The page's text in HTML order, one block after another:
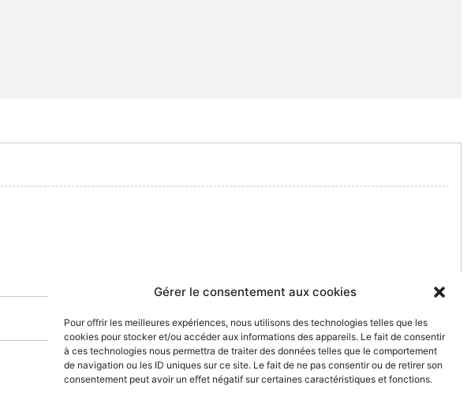
Gérer le consentement aux cookies
Pour offrir les meilleures expériences, nous utilisons des technologies telles que les
cookies pour stocker et/ou accéder aux informations des appareils. Le fait de consentir
à ces technologies nous permettra de traiter des données telles que le comportement
de navigation ou les ID uniques sur ce site. Le fait de ne pas consentir ou de retirer son
consentement peut avoir un effet négatif sur certaines caractéristiques et fonctions.